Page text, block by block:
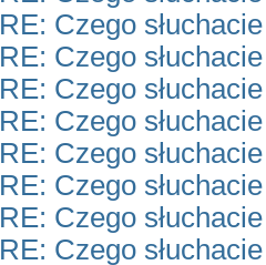
RE: Czego
RE: Czego
RE: Czego
RE: Czego
RE: Czego
RE: Czego
RE: Czego
RE: Czego